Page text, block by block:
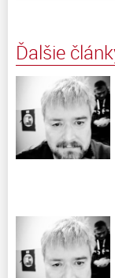
Ďalšie